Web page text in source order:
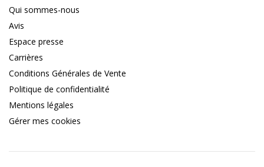
Qui sommes-nous
Avis
Espace presse
Carrières
Conditions Générales de Vente
Politique de confidentialité
Mentions légales
Gérer mes cookies